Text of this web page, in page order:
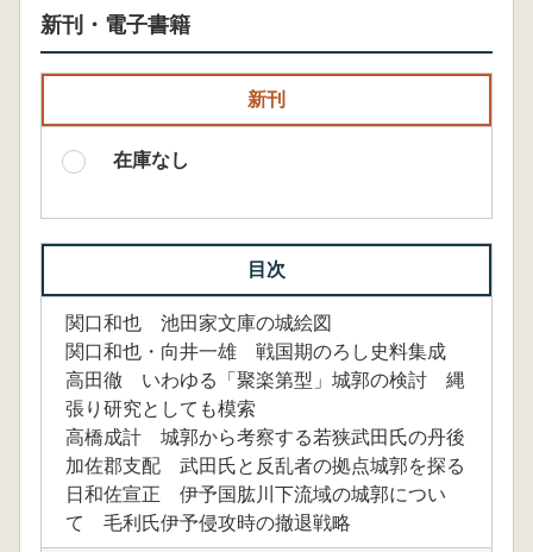
新刊・電子書籍
新刊
在庫なし
目次
関口和也 池田家文庫の城絵図
関口和也・向井一雄 戦国期のろし史料集成
高田徹 いわゆる「聚楽第型」城郭の検討 縄
張り研究としても模索
高橋成計 城郭から考察する若狭武田氏の丹後
加佐郡支配 武田氏と反乱者の拠点城郭を探る
日和佐宣正 伊予国肱川下流域の城郭につい
て 毛利氏伊予侵攻時の撤退戦略